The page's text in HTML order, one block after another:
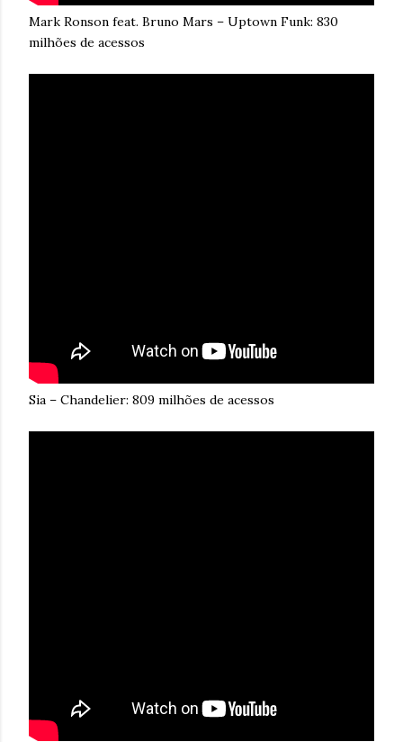
Mark Ronson feat. Bruno Mars – Uptown Funk: 830
milhões de acessos
Sia – Chandelier: 809 milhões de acessos